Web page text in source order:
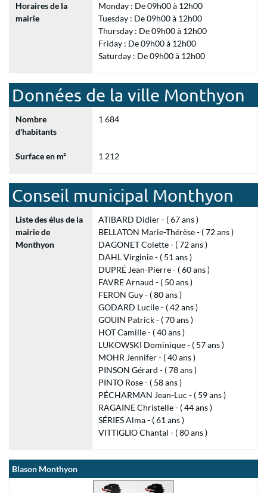
Horaires de la
mairie
Monday : De 09h00 à 12h00
Tuesday : De 09h00 à 12h00
Thursday : De 09h00 à 12h00
Friday : De 09h00 à 12h00
Saturday : De 09h00 à 12h00
Données de la ville Monthyon
Nombre
d'habitants
1 684
Surface en m² 1 212
Conseil municipal Monthyon
Liste des élus de la
mairie de
Monthyon
ATIBARD Didier - ( 67 ans )
BELLATON Marie-Thérèse - ( 72 ans )
DAGONET Colette - ( 72 ans )
DAHL Virginie - ( 51 ans )
DUPRÉ Jean-Pierre - ( 60 ans )
FAVRE Arnaud - ( 50 ans )
FERON Guy - ( 80 ans )
GODARD Lucile - ( 42 ans )
GOUIN Patrick - ( 70 ans )
HOT Camille - ( 40 ans )
LUKOWSKI Dominique - ( 57 ans )
MOHR Jennifer - ( 40 ans )
PINSON Gérard - ( 78 ans )
PINTO Rose - ( 58 ans )
PÉCHARMAN Jean-Luc - ( 59 ans )
RAGAINE Christelle - ( 44 ans )
SÉRIES Alma - ( 61 ans )
VITTIGLIO Chantal - ( 80 ans )
Blason Monthyon